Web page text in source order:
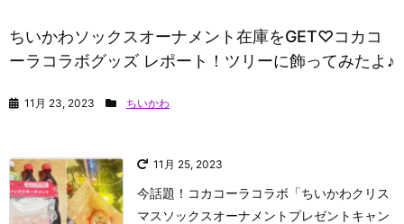
ちいかわソックスオーナメント在庫をGET♡コカコ
ーラコラボグッズ レポート！ツリーに飾ってみたよ♪
11月 23, 2023 ちいかわ
11月 25, 2023
今話題！コカコーラコラボ「ちいかわクリス
マスソックスオーナメントプレゼントキャン